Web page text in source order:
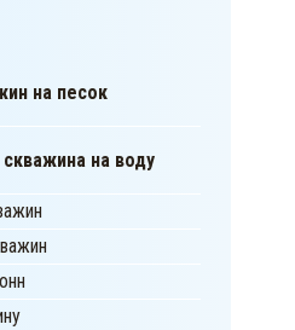
на песок
на воду